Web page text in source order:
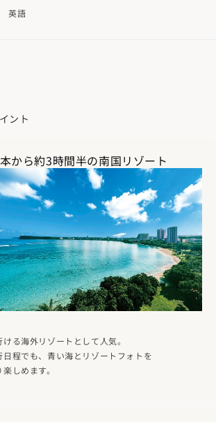
英語
ント
から約3時間半の南国リゾート
る海外リゾートとして人気。
日程でも、青い海とリゾートフォトを
しめます。